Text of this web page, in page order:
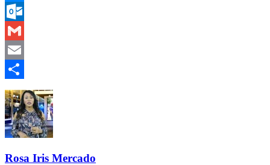
Messenger
Outlook.com
Gmail
Email
Compartir
Rosa Iris Mercado